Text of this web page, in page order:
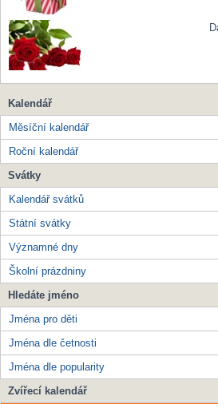
Kalendář
Měsíční kalendář
Roční kalendář
Svátky
Kalendář svátků
Státní svátky
Významné dny
Školní prázdniny
Hledáte jméno
Jména pro děti
Jména dle četnosti
Jména dle popularity
Zvířecí kalendář